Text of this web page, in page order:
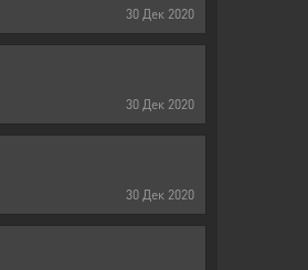
30 Дек 2020
30 Дек 2020
30 Дек 2020